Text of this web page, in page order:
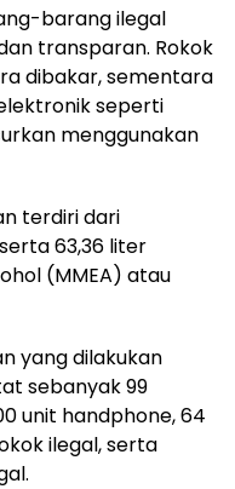
barang ilegal
transparan. Rokok
dibakar, sementara
seperti
menggunakan
terdiri dari
63,36 liter
(MMEA) atau
yang dilakukan
sebanyak 99
unit handphone, 64
ilegal, serta